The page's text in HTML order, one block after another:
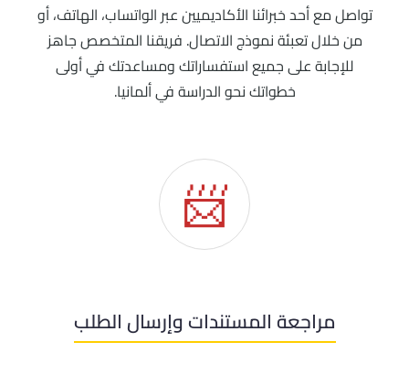
تواصل مع أحد خبرائنا الأكاديميين عبر الواتساب، الهاتف، أو
من خلال تعبئة نموذج الاتصال. فريقنا المتخصص جاهز
للإجابة على جميع استفساراتك ومساعدتك في أولى
خطواتك نحو الدراسة في ألمانيا.
📨
مراجعة المستندات وإرسال الطلب